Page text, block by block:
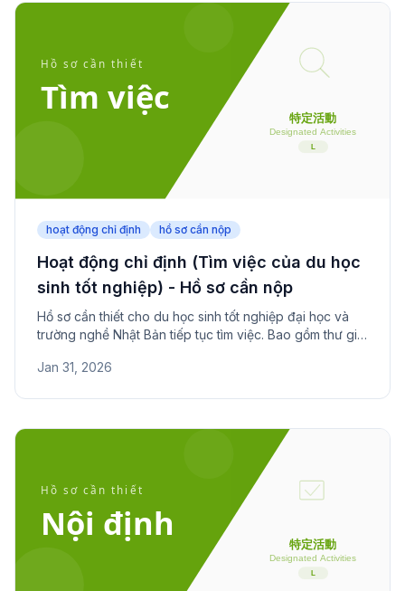
hoạt động chỉ định hồ sơ cần nộp
Hoạt động chỉ định (Tìm việc của du học
sinh tốt nghiệp) - Hồ sơ cần nộp
Hồ sơ cần thiết cho du học sinh tốt nghiệp đại học và
trường nghề Nhật Bản tiếp tục tìm việc. Bao gồm thư giới
Jan 31, 2026